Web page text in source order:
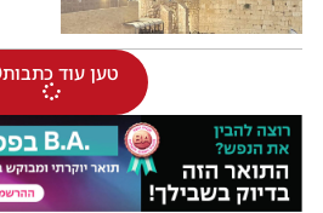
טען עוד כתבות